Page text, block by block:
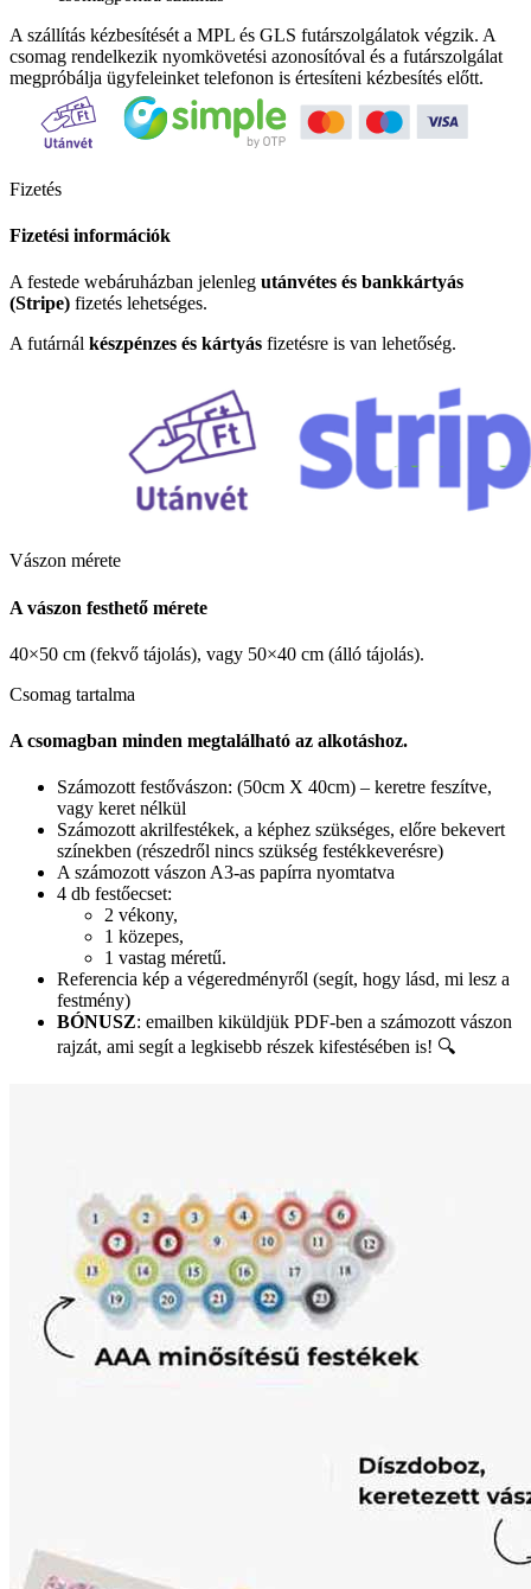
A szállítás kézbesítését a MPL és GLS futárszolgálatok végzik. A
csomag rendelkezik nyomkövetési azonosítóval és a futárszolgálat
megpróbálja ügyfeleinket telefonon is értesíteni kézbesítés előtt.
Fizetés
Fizetési információk
A festede webáruházban jelenleg utánvétes és bankkártyás
(Stripe) fizetés lehetséges.
A futárnál készpénzes és kártyás fizetésre is van lehetőség.
Vászon mérete
A vászon festhető mérete
40×50 cm (fekvő tájolás), vagy 50×40 cm (álló tájolás).
Csomag tartalma
A csomagban minden megtalálható az alkotáshoz.
Számozott festővászon: (50cm X 40cm) – keretre feszítve,
vagy keret nélkül
Számozott akrilfestékek, a képhez szükséges, előre bekevert
színekben (részedről nincs szükség festékkeverésre)
A számozott vászon A3-as papírra nyomtatva
4 db festőecset:
2 vékony,
1 közepes,
1 vastag méretű.
Referencia kép a végeredményről (segít, hogy lásd, mi lesz a
festmény)
BÓNUSZ: emailben kiküldjük PDF-ben a számozott vászon
rajzát, ami segít a legkisebb részek kifestésében is! 🔍